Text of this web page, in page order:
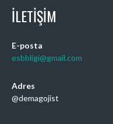
İLETIŞIM
E-posta
esbbligi@gmail.com
Adres
@demagojist